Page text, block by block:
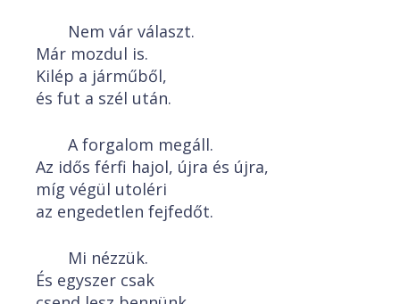
Nem vár választ.
Már mozdul is.
Kilép a járműből,
és fut a szél után.
A forgalom megáll.
Az idős férfi hajol, újra és újra,
míg végül utoléri
az engedetlen fejfedőt.
Mi nézzük.
És egyszer csak